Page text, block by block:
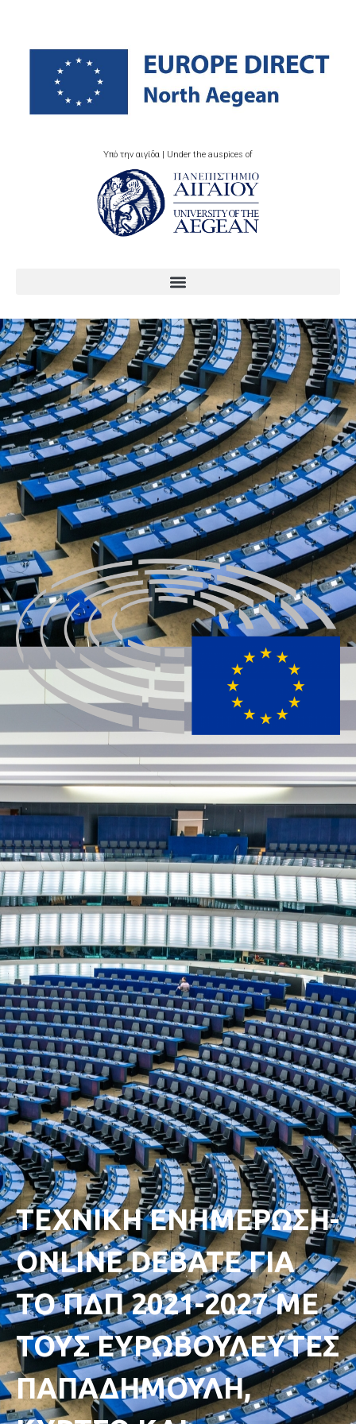
Υπό την αιγίδα | Under the auspices of
ΤΕΧΝΙΚΗ ΕΝΗΜΕΡΩΣΗ-
ONLINE DEBATE ΓΙΑ
ΤΟ ΠΔΠ 2021-2027 ΜΕ
ΤΟΥΣ ΕΥΡΩΒΟΥΛΕΥΤΕΣ
ΠΑΠΑΔΗΜΟΥΛΗ,